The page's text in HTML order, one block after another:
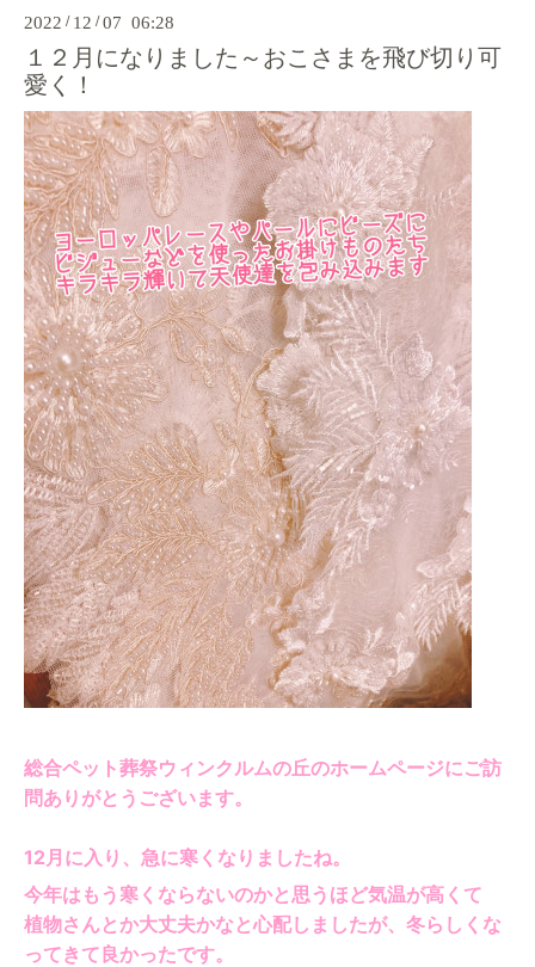
2022 / 12 /07 06:28
１２月になりました～おこさまを飛び切り可
愛く！
総合ペット葬祭ウィンクルムの丘のホームページにご訪
問ありがとうございます。
12月に入り、急に寒くなりましたね。
今年はもう寒くならないのかと思うほど気温が高くて
植物さんとか大丈夫かなと心配しましたが、冬らしくな
ってきて良かったです。